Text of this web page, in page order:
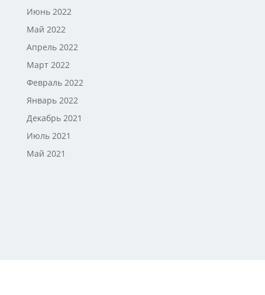
Июнь 2022
Май 2022
Апрель 2022
Март 2022
Февраль 2022
Январь 2022
Декабрь 2021
Июль 2021
Май 2021